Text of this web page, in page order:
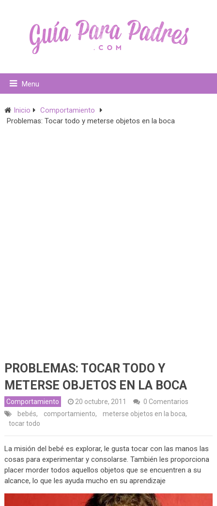
Menu
Inicio
Comportamiento
Problemas: Tocar todo y meterse objetos en la boca
PROBLEMAS: TOCAR TODO Y
METERSE OBJETOS EN LA BOCA
Comportamiento 20 octubre, 2011
0 Comentarios
bebés, comportamiento, meterse objetos en la boca,
tocar todo
La misión del bebé es explorar, le gusta tocar con las manos las
cosas para experimentar y consolarse. También les proporciona
placer morder todos aquellos objetos que se encuentren a su
alcance, lo que les ayuda mucho en su aprendizaje